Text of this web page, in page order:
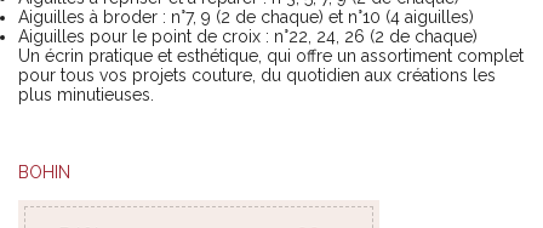
Aiguilles à broder : n°7, 9 (2 de chaque) et n°10 (4 aiguilles)
Aiguilles pour le point de croix : n°22, 24, 26 (2 de chaque)
Un écrin pratique et esthétique, qui offre un assortiment complet
pour tous vos projets couture, du quotidien aux créations les
plus minutieuses.
BOHIN